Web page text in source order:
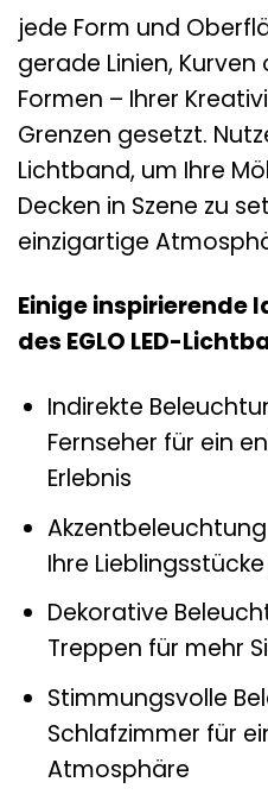
jede Form und
gerade Linien,
Formen – Ihrer
Grenzen gesetzt.
Lichtband, um Ihre
Decken in Szene zu
einzigartige
Einige inspirierende
des EGLO LED-
Indirekte
Fernseher für ein
Erlebnis
Ihre
Dekorative
Treppen für mehr
Stimmungsvolle
Schlafzimmer für
Atmosphäre